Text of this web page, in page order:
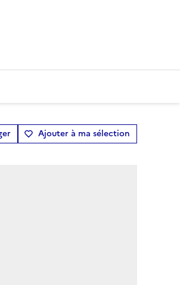
Ajouter à ma sélection